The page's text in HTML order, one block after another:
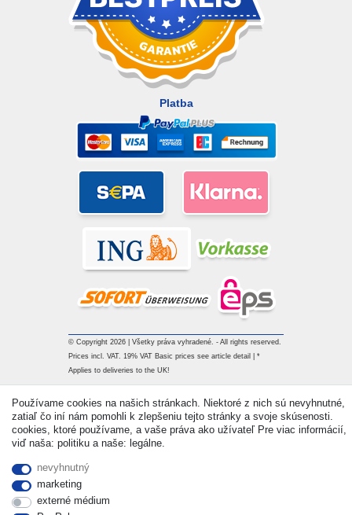
Platba
© Copyright 2026 | Všetky práva vyhradené. - All rights reserved.
Prices incl. VAT. 19% VAT Basic prices see article detail | *
Applies to deliveries to the UK!
Používame cookies na našich stránkach. Niektoré z nich sú nevyhnutné,
zatiaľ čo iní nám pomohli k zlepšeniu tejto stránky a svoje skúsenosti.
cookies, ktoré používame, a vaše práva ako užívateľ Pre viac informácií,
viď naša: politiku a naše: legálne.
nevyhnutný
marketing
externé médium
Withdraw from contract here Kontakt